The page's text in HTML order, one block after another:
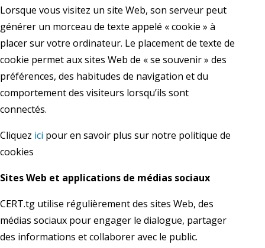
Lorsque vous visitez un site Web, son serveur peut
générer un morceau de texte appelé « cookie » à
placer sur votre ordinateur. Le placement de texte de
cookie permet aux sites Web de « se souvenir » des
préférences, des habitudes de navigation et du
comportement des visiteurs lorsqu’ils sont
connectés.
Cliquez ici pour en savoir plus sur notre politique de
cookies
Sites Web et applications de médias sociaux
CERT.tg utilise régulièrement des sites Web, des
médias sociaux pour engager le dialogue, partager
des informations et collaborer avec le public.